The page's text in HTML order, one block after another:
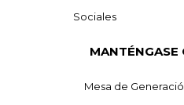
Sociales
MANTÉNGASE
Mesa de